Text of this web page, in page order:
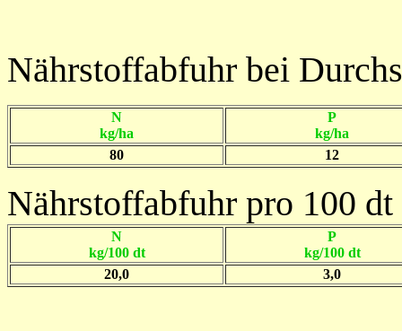
Nährstoffabfuhr bei
N
kg/ha
P
kg/ha
80
12
Nährstoffabfuhr pro 100
N
kg/100 dt
P
kg/100 dt
20,0
3,0